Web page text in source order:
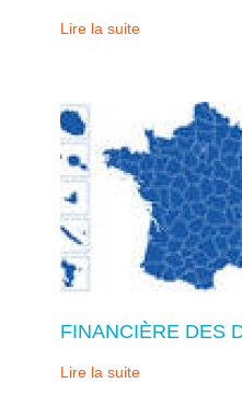
Lire la suite
FINANCIÈRE DES
Lire la suite